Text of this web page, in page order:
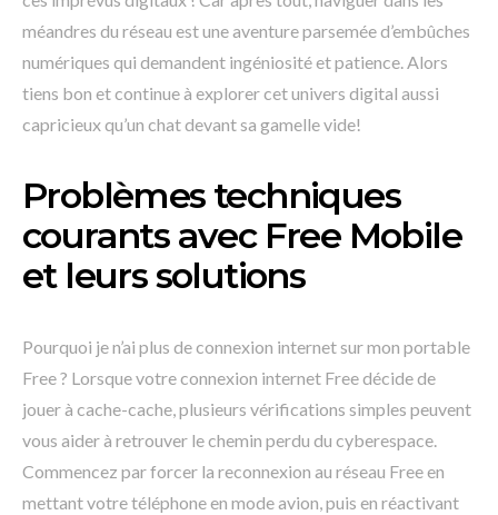
méandres du réseau est une aventure parsemée d’embûches
numériques qui demandent ingéniosité et patience. Alors
tiens bon et continue à explorer cet univers digital aussi
capricieux qu’un chat devant sa gamelle vide!
Problèmes techniques
courants avec Free Mobile
et leurs solutions
Pourquoi je n’ai plus de connexion internet sur mon portable
Free ? Lorsque votre connexion internet Free décide de
jouer à cache-cache, plusieurs vérifications simples peuvent
vous aider à retrouver le chemin perdu du cyberespace.
Commencez par forcer la reconnexion au réseau Free en
mettant votre téléphone en mode avion, puis en réactivant